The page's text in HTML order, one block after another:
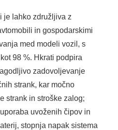
je lahko združljiva z
in gospodarskimi
med modeli vozil, s
98 %. Hkrati podpira
zadovoljevanje
strank, kar močno
strank in stroške zalog;
uvoženih čipov in
stopnja napak sistema